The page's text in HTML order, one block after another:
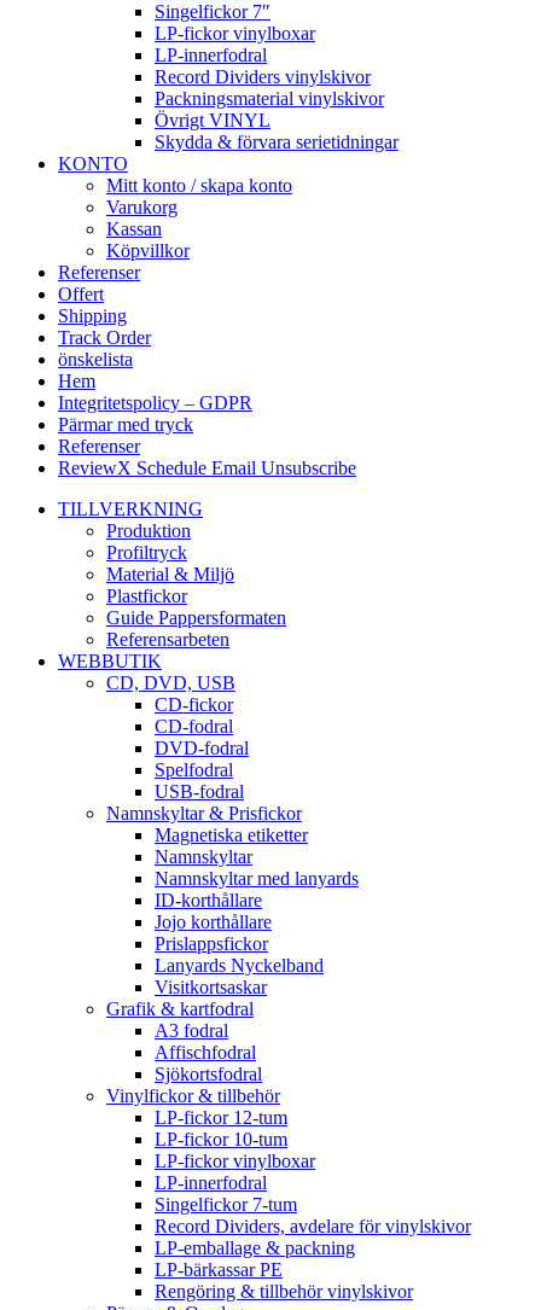
Singelfickor 7″
LP-fickor vinylboxar
LP-innerfodral
Record Dividers vinylskivor
Packningsmaterial vinylskivor
Övrigt VINYL
Skydda & förvara serietidningar
KONTO
Mitt konto / skapa konto
Varukorg
Kassan
Köpvillkor
Referenser
Offert
Shipping
Track Order
önskelista
Hem
Integritetspolicy – GDPR
Pärmar med tryck
Referenser
ReviewX Schedule Email Unsubscribe
TILLVERKNING
Produktion
Profiltryck
Material & Miljö
Plastfickor
Guide Pappersformaten
Referensarbeten
WEBBUTIK
CD, DVD, USB
CD-fickor
CD-fodral
DVD-fodral
Spelfodral
USB-fodral
Namnskyltar & Prisfickor
Magnetiska etiketter
Namnskyltar
Namnskyltar med lanyards
ID-korthållare
Jojo korthållare
Prislappsfickor
Lanyards Nyckelband
Visitkortsaskar
Grafik & kartfodral
A3 fodral
Affischfodral
Sjökortsfodral
Vinylfickor & tillbehör
LP-fickor 12-tum
LP-fickor 10-tum
LP-fickor vinylboxar
LP-innerfodral
Singelfickor 7-tum
Record Dividers, avdelare för vinylskivor
LP-emballage & packning
LP-bärkassar PE
Rengöring & tillbehör vinylskivor